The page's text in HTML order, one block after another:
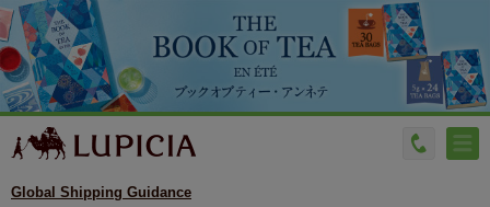
Global Shipping Guidance